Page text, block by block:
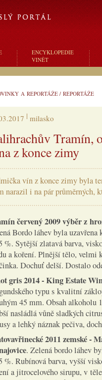
ENCYKLOPEDIE
VINĚT
A REPORTÁŽE / REPORTÁŽE
milasko
Tramín,
z konce zimy
vín z konce zimy byla
narazil i na pár průměrných,
červený 2009 výběr z
Bordo láhev byla
%. Sytější zlatavá barva,
a koření. Plnější tělo,
Dochuť delší. Dostalo
gris 2014 - King Estate
typu s kvalitní
45 mm. Obsah alkoholu
nasládlá vůně sladkých
a lehký náznak pečiva,
2011 zemské
. Zelená bordo láhev
%. Rubínová barva, vyšší
a jitrocelového sirupu, v